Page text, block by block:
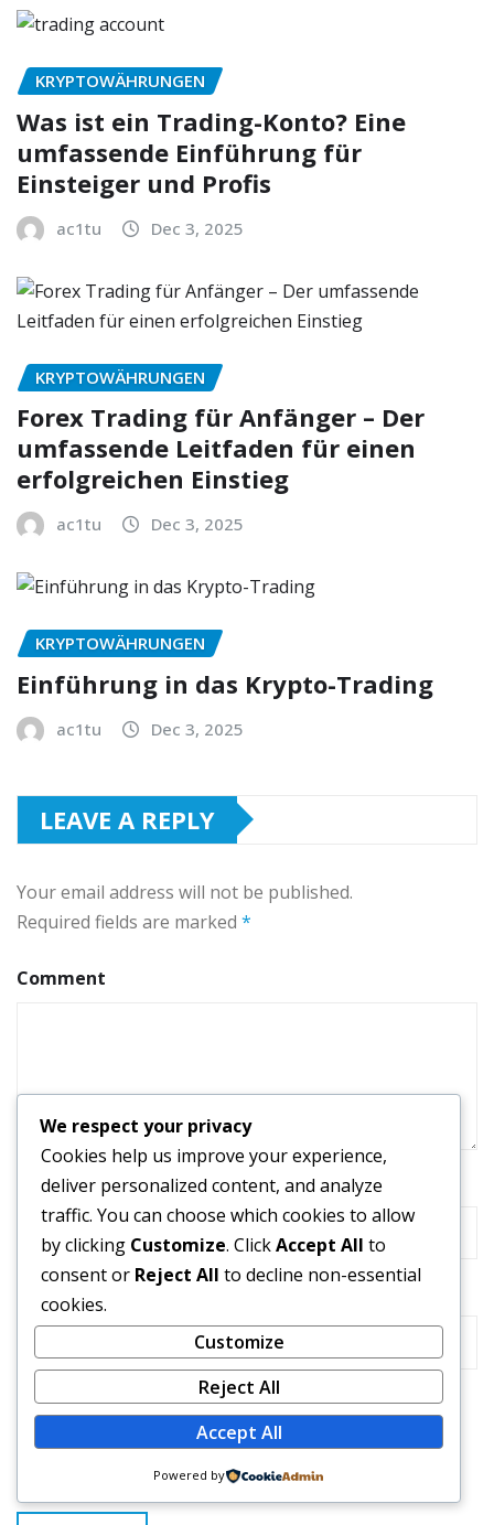
KRYPTOWÄHRUNGEN
Was ist ein Trading-Konto? Eine
umfassende Einführung für
Einsteiger und Profis
ac1tu Dec 3, 2025
KRYPTOWÄHRUNGEN
Forex Trading für Anfänger – Der
umfassende Leitfaden für einen
erfolgreichen Einstieg
ac1tu Dec 3, 2025
KRYPTOWÄHRUNGEN
Einführung in das Krypto-Trading
ac1tu Dec 3, 2025
LEAVE A REPLY
Your email address will not be published.
Required fields are marked *
Comment
Name*
Save my name, email, and website in this browser for
We respect your privacy
Cookies help us improve your experience,
deliver personalized content, and analyze
traffic. You can choose which cookies to allow
by clicking Customize. ClickAccept All to
consent or Reject All to decline non-essential
cookies.
Customize
Reject All
Accept All
Powered by